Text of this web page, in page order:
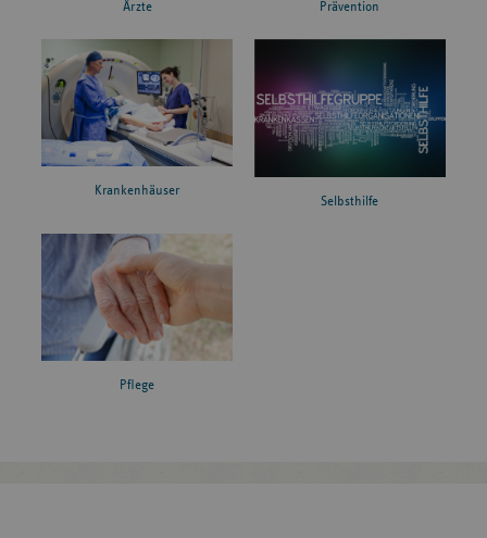
Ärzte Prävention
Krankenhäuser
Selbsthilfe
Pflege